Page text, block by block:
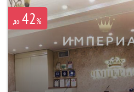
до 42%